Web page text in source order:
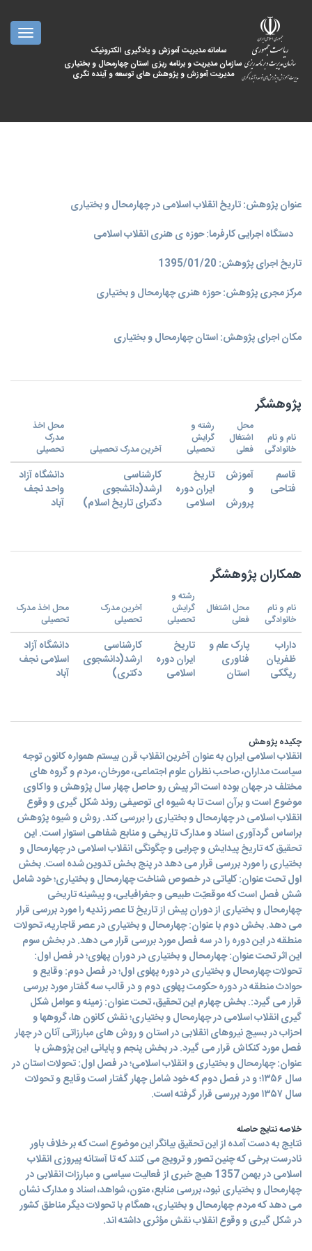
سامانه مدیریت آموزش و یادگیری الکترونیک
سازمان مدیریت و برنامه ریزی استان چهارمحال و بختیاری
مدیریت آموزش و پژوهش های توسعه و آینده نگری
عنوان پژوهش: تاریخ انقلاب اسلامی در چهارمحال و بختیاری
دستگاه اجرایی کارفرما: حوزه ی هنری انقلاب اسلامی
تاریخ اجرای پژوهش: 1395/01/20
مرکز مجری پژوهش: حوزه هنری چهارمحال و بختیاری
مکان اجرای پژوهش: استان چهارمحال و بختیاری
پژوهشگر
نام و نام
خانوادگی
محل
اشتغال
فعلی
رشته و
گرایش
تحصیلی
آخرین مدرک تحصیلی
محل اخذ
مدرک
تحصیلی
قاسم
فتاحی
آموزش
و
پرورش
تاریخ
ایران دوره
اسلامی
کارشناسی
ارشد(دانشجوی
دکترای تاریخ اسلام)
دانشگاه آزاد
واحد نجف
آباد
همکاران پژوهشگر
نام و نام
خانوادگی
محل اشتغال
فعلی
رشته و
گرایش
تحصیلی
آخرین مدرک
تحصیلی
محل اخذ مدرک
تحصیلی
داراب
ظفریان
ریگکی
پارک علم و
فناوری
استان
تاریخ
ایران دوره
اسلامی
کارشناسی
ارشد(دانشجوی
دکتری)
دانشگاه آزاد
اسلامی نجف
آباد
چکیده پژوهش
انقلاب اسلامی ایران به عنوان آخرین انقلاب قرن بیستم همواره کانون توجه
سیاست مداران، صاحب نظران علوم اجتماعی، مورخان، مردم و گروه های
مختلف در جهان بوده است اثر پیش رو حاصل چهار سال پژوهش و واکاوی
موضوع است و برآن است تا به شیوه ای توصیفی روند شکل گیری و وقوع
انقلاب اسلامی در چهارمحال و بختیاری را بررسی کند. روش و شیوه پژوهش
براساس گردآوری اسناد و مدارک تاریخی و منابع شفاهی استوار است. این
تحقیق که تاریخ پیدایش و چرایی و چگونگی انقلاب اسلامی در چهارمحال و
بختیاری را مورد بررسی قرار می دهد در پنج بخش تدوین شده است. بخش
اول تحت عنوان: کلیاتی در خصوص شناخت چهارمحال و بختیاری؛ خود شامل
شش فصل است که موقعيّت طبيعى و جغرافيايى، و پيشينه تاريخى
چهارمحال و بختيارى از دوران پیش از تاریخ تا عصر زندیه را مورد بررسی قرار
می دهد. بخش دوم با عنوان: چهارمحال و بختیاری در عصر قاجاریه، تحولات
منطقه در این دوره را در سه فصل مورد بررسی قرار می دهد. در بخش سوم
این اثر تحت عنوان: چهارمحال و بختیاری در دوران پهلوی؛ در فصل اول:
تحولات چهارمحال و بختیاری در دوره پهلوی اول؛ در فصل دوم: وقایع و
حوادث منطقه در دوره حکومت پهلوی دوم و در قالب سه گفتار مورد بررسی
قرار می گیرد:. بخش چهارم این تحقیق، تحت عنوان: زمینه و عوامل شکل
گیری انقلاب اسلامی در چهارمحال و بختیاری؛ نقش کانون ها، گروهها و
احزاب در بسیج نیروهای انقلابی در استان و روش های مبارزاتی آنان در چهار
فصل مورد کنکاش قرار می گیرد. در بخش پنجم و پایانی این پژوهش با
عنوان: چهارمحال و بختیاری و انقلاب اسلامی؛ در فصل اول: تحولات استان در
سال ۱۳۵۶؛ و در فصل دوم که خود شامل چهار گفتار است وقایع و تحولات
سال ۱۳۵۷ مورد بررسی قرار گرفته است.
خلاصه نتایج حاصله
نتایج به دست آمده از این تحقیق بیانگر این موضوع است که بر خلاف باور
نادرست برخی که چنین تصور و ترویج می کنند که تا آستانه پیروزی انقلاب
اسلامی در بهمن 1357 هیچ خبری از فعالیت سیاسی و مبارزات انقلابی در
چهارمحال و بختیاری نبود، بررسی منابع، متون، شواهد، اسناد و مدارک نشان
می دهد که مردم چهارمحال و بختیاری، همگام با تحولات دیگر مناطق کشور
در شکل گیری و وقوع انقلاب نقش مؤثری داشته اند.